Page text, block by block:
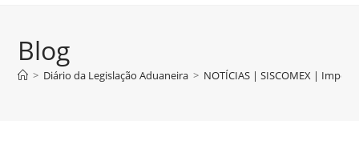
Blog
> Diário da Legislação Aduaneira > NOTÍCIAS | SISCOMEX |